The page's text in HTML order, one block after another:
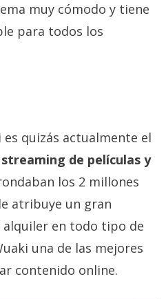
muy cómodo y tiene
para todos los
es quizás actualmente el
de películas y
los 2 millones
atribuye un gran
en todo tipo de
una de las mejores
contenido online.